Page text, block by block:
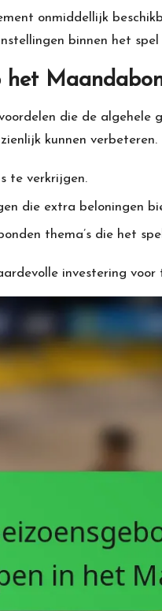
onmiddellijk
binnen het
het
die de algehele
kunnen verbeteren.
te verkrijgen.
die extra beloningen
thema’s die het
investering